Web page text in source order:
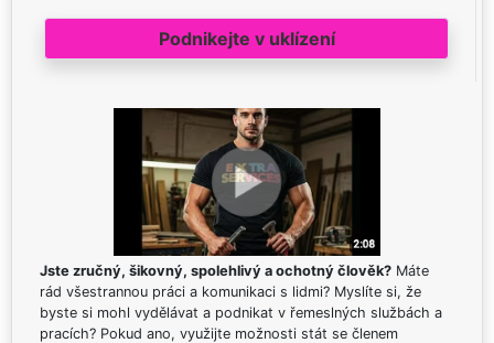
Podnikejte v uklízení
Jste zručný, šikovný, spolehlivý a ochotný člověk? Máte
rád všestrannou práci a komunikaci s lidmi? Myslíte si, že
byste si mohl vydělávat a podnikat v řemeslných službách a
pracích? Pokud ano, využijte možnosti stát se členem